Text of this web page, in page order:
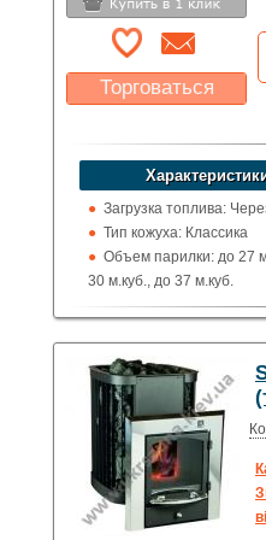
Торговаться
устроит?
Указать цену
Загрузка топлива:
Тип кожуха: Классика
Объем парилки: до 27
30 м.куб., до 37 м.куб.
Дверца: Со стеклом
сталь
Использование: Для
Производитель: Kastor
(Финляндия)